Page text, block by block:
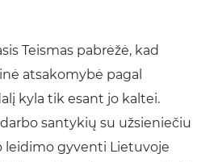
Teismas pabrėžė, kad
atsakomybė pagal
kyla tik esant jo kaltei.
santykių su užsieniečiu
leidimo gyventi Lietuvoje